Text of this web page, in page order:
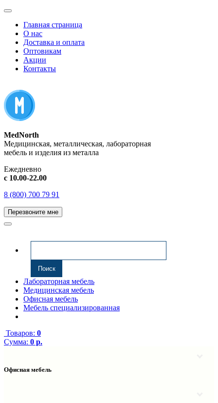
Главная страница
О нас
Доставка и оплата
Оптовикам
Акции
Контакты
MedNorth
Медицинская, металлическая, лабораторная
мебель и изделия из металла
Ежедневно
с 10.00-22.00
8 (800) 700 79 91
Перезвоните мне
Лабораторная мебель
Медицинская мебель
Офисная мебель
Мебель специализированная
Товаров: 0
Сумма: 0 р.
Офисная мебель